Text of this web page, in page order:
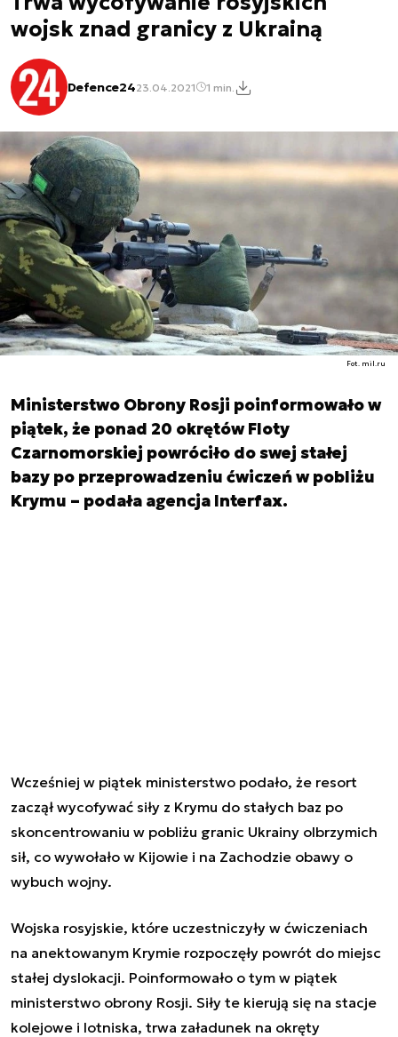
wojsk znad granicy z Ukrainą
Defence2423.04.2021 1 min.
Fot. mil.ru
Ministerstwo Obrony Rosji poinformowało w
piątek, że ponad 20 okrętów Floty
Czarnomorskiej powróciło do swej stałej
bazy po przeprowadzeniu ćwiczeń w pobliżu
Krymu – podała agencja Interfax.
Wcześniej w piątek ministerstwo podało, że resort
zaczął wycofywać siły z Krymu do stałych baz po
skoncentrowaniu w pobliżu granic Ukrainy olbrzymich
sił, co wywołało w Kijowie i na Zachodzie obawy o
wybuch wojny.
Wojska rosyjskie, które uczestniczyły w ćwiczeniach
na anektowanym Krymie rozpoczęły powrót do miejsc
stałej dyslokacji. Poinformowało o tym w piątek
ministerstwo obrony Rosji. Siły te kierują się na stacje
kolejowe i lotniska, trwa załadunek na okręty